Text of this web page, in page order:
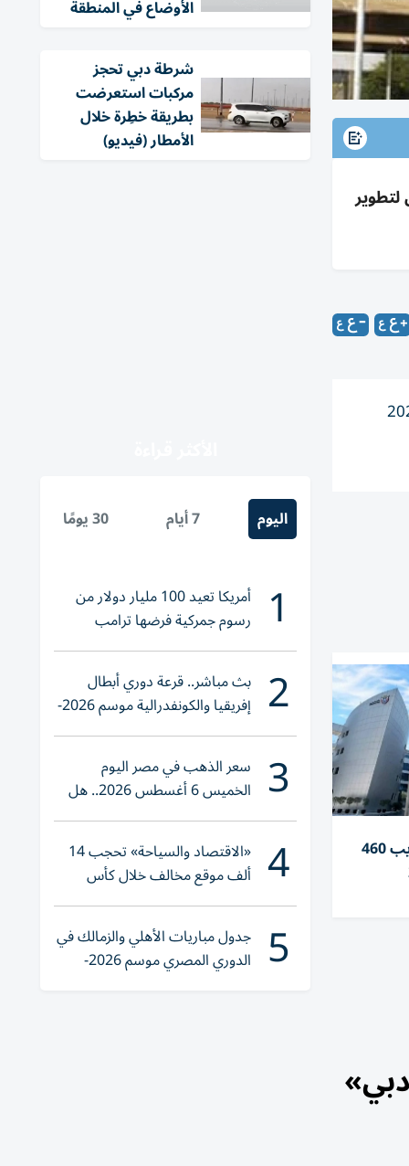
مايو 2026 لمدة أسبوعين لتطوير
وتسجيل المركبات مؤقتاً، بدءاً من تاريخ 27 مايو 2026
جمارك دبـي تحبط محاولة تهريب 460
نقطة و«دبي»
الأوضاع في المنطقة
شرطة دبي تحجز
مركبات استعرضت
بطريقة خطِرة خلال
الأمطار (فيديو)
اليوم 7 أيام 30 يومًا
1 أمريكا تعيد 100 مليار دولار من
رسوم جمركية فرضها ترامب
2 بث مباشر.. قرعة دوري أبطال
إفريقيا والكونفدرالية موسم 2026-
2027
3 سعر الذهب في مصر اليوم
الخميس 6 أغسطس 2026.. هل
تنوي الشراء؟
4 «الاقتصاد والسياحة» تحجب 14
ألف موقع مخالف خلال كأس
العالم 2026
5 جدول مباريات الأهلي والزمالك في
الدوري المصري موسم 2026-